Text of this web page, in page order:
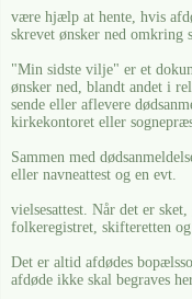
være hjælp at hente, hvis
skrevet ønsker ned omkring
"Min sidste vilje" er et
ønsker ned, blandt andet i
sende eller aflevere
kirkekontoret eller
Sammen med
eller navneattest og en evt.
vielsesattest. Når det er
folkeregistret, skifteretten
Det er altid afdødes
afdøde ikke skal begraves